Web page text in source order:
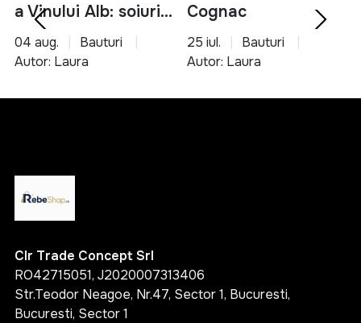
a Vinului Alb: soiuri,
servire si asocieri
culinare
04 aug.
Bauturi
Autor: Laura
Cognac
25 iul.
Bauturi
Autor: Laura
Clr Trade Concept Srl
RO42715051, J2020007313406
Str.Teodor Neagoe, Nr.47, Sector 1, Bucuresti,
Bucuresti, Sector 1